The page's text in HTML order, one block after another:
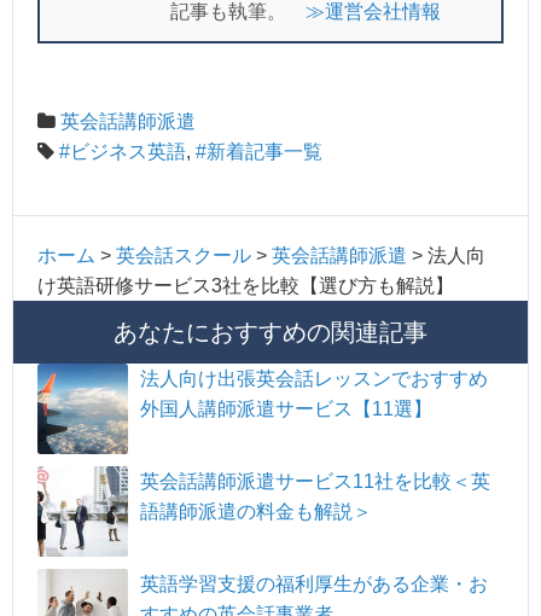
記事も執筆。 ≫運営会社情報
英会話講師派遣
#ビジネス英語, #新着記事一覧
ホーム > 英会話スクール > 英会話講師派遣 > 法人向
け英語研修サービス3社を比較【選び方も解説】
あなたにおすすめの関連記事
法人向け出張英会話レッスンでおすすめ
外国人講師派遣サービス【11選】
英会話講師派遣サービス11社を比較＜英
語講師派遣の料金も解説＞
英語学習支援の福利厚生がある企業・お